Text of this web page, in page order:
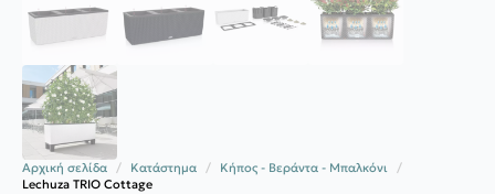
Αρχική σελίδα Κατάστημα
Κήπος - Βεράντα - Μπαλκόνι
Lechuza TRIO Cottage